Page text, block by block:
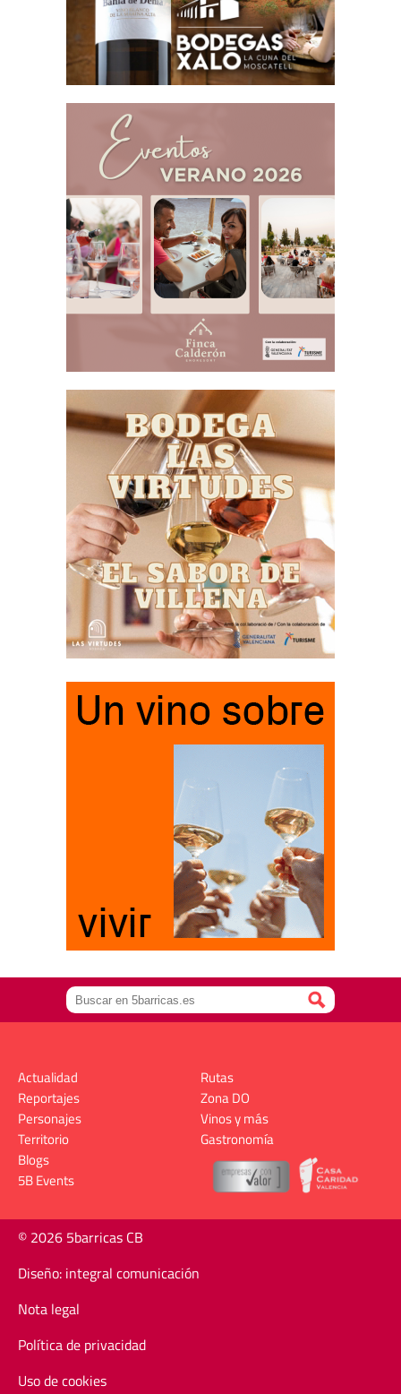
Actualidad
Reportajes
Personajes
Territorio
Rutas
Zona DO
Vinos y más
Gastronomía
Blogs
5B Events
© 2026 5barricas CB
Diseño: integral comunicación
Nota legal
Política de privacidad
Uso de cookies